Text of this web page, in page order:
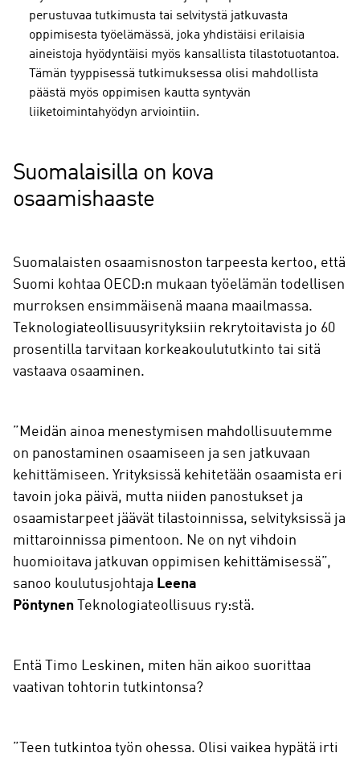
perustuvaa tutkimusta tai selvitystä jatkuvasta
oppimisesta työelämässä, joka yhdistäisi erilaisia
aineistoja hyödyntäisi myös kansallista tilastotuotantoa.
Tämän tyyppisessä tutkimuksessa olisi mahdollista
päästä myös oppimisen kautta syntyvän
liiketoimintahyödyn arviointiin.
Suomalaisilla on kova
osaamishaaste
Suomalaisten osaamisnoston tarpeesta kertoo, että
Suomi kohtaa OECD:n mukaan työelämän todellisen
murroksen ensimmäisenä maana maailmassa.
Teknologiateollisuusyrityksiin rekrytoitavista jo 60
prosentilla tarvitaan korkeakoulututkinto tai sitä
vastaava osaaminen.
”Meidän ainoa menestymisen mahdollisuutemme
on panostaminen osaamiseen ja sen jatkuvaan
kehittämiseen. Yrityksissä kehitetään osaamista eri
tavoin joka päivä, mutta niiden panostukset ja
osaamistarpeet jäävät tilastoinnissa, selvityksissä ja
mittaroinnissa pimentoon. Ne on nyt vihdoin
huomioitava jatkuvan oppimisen kehittämisessä”,
sanoo koulutusjohtaja Leena
Pöntynen Teknologiateollisuus ry:stä.
Entä Timo Leskinen, miten hän aikoo suorittaa
vaativan tohtorin tutkintonsa?
”Teen tutkintoa työn ohessa. Olisi vaikea hypätä irti